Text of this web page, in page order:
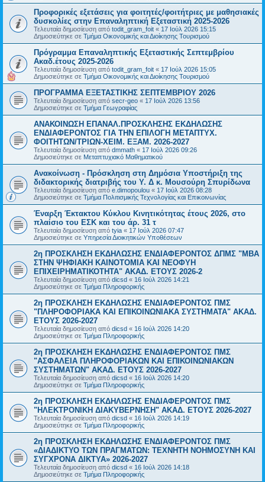
Προφορικές εξετάσεις για φοιτητές/φοιτήτριες με μαθησιακές
δυσκολίες στην Επαναληπτική Εξεταστική 2025-2026
Τελευταία δημοσίευση από todit_gram_foit « 17 Ιούλ 2026 15:15
Δημοσιεύτηκε σε Τμήμα Οικονομικής και Διοίκησης Τουρισμού
Πρόγραμμα Επαναληπτικής Εξεταστικής Σεπτεμβρίου
Ακαδ.έτους 2025-2026
Τελευταία δημοσίευση από todit_gram_foit « 17 Ιούλ 2026 15:05
Δημοσιεύτηκε σε Τμήμα Οικονομικής και Διοίκησης Τουρισμού
ΠΡΟΓΡΑΜΜΑ ΕΞΕΤΑΣΤΙΚΗΣ ΣΕΠΤΕΜΒΡΙΟΥ 2026
Τελευταία δημοσίευση από secr-geo « 17 Ιούλ 2026 13:56
Δημοσιεύτηκε σε Τμήμα Γεωγραφίας
ΑΝΑΚΟΙΝΩΣΗ ΕΠΑΝΑΛ.ΠΡΟΣΚΛΗΣΗΣ ΕΚΔΗΛΩΣΗΣ
ΕΝΔΙΑΦΕΡΟΝΤΟΣ ΓΙΑ ΤΗΝ ΕΠΙΛΟΓΗ ΜΕΤΑΠΤΥΧ.
ΦΟΙΤΗΤΩΝ/ΤΡΙΩΝ-ΧΕΙΜ. ΕΞΑΜ. 2026-2027
Τελευταία δημοσίευση από dmmath « 17 Ιούλ 2026 09:26
Δημοσιεύτηκε σε Μεταπτυχιακό Μαθηματικού
Ανακοίνωση - Πρόσκληση στη Δημόσια Υποστήριξη της
διδακτορικής διατριβής του Υ. Δ κ. Μουσούρη Σπυρίδωνα
Τελευταία δημοσίευση από e.dimopoulou « 17 Ιούλ 2026 08:28
Δημοσιεύτηκε σε Τμήμα Πολιτισμικής Τεχνολογίας και Επικοινωνίας
Έναρξη Έκτακτου Κύκλου Κινητικότητας έτους 2026, στο
πλαίσιο του ΕΣΚ και του άρ. 31 τ
Τελευταία δημοσίευση από tyia « 17 Ιούλ 2026 07:47
Δημοσιεύτηκε σε Υπηρεσία Διοικητικών Υποθέσεων
2η ΠΡΟΣΚΛΗΣΗ ΕΚΔΗΛΩΣΗΣ ΕΝΔΙΑΦΕΡΟΝΤΟΣ ΔΠΜΣ "ΜΒΑ
ΣΤΗΝ ΨΗΦΙΑΚΗ ΚΑΙΝΟΤΟΜΙΑ ΚΑΙ ΝΕΟΦΥΗ
ΕΠΙΧΕΙΡΗΜΑΤΙΚΟΤΗΤΑ" ΑΚΑΔ. ΕΤΟΥΣ 2026-2
Τελευταία δημοσίευση από dicsd « 16 Ιούλ 2026 14:21
Δημοσιεύτηκε σε Τμήμα Πληροφορικής
2η ΠΡΟΣΚΛΗΣΗ ΕΚΔΗΛΩΣΗΣ ΕΝΔΙΑΦΕΡΟΝΤΟΣ ΠΜΣ
"ΠΛΗΡΟΦΟΡΙΑΚΑ ΚΑΙ ΕΠΙΚΟΙΝΩΝΙΑΚΑ ΣΥΣΤΗΜΑΤΑ" ΑΚΑΔ.
ΕΤΟΥΣ 2026-2027
Τελευταία δημοσίευση από dicsd « 16 Ιούλ 2026 14:20
Δημοσιεύτηκε σε Τμήμα Πληροφορικής
2η ΠΡΟΣΚΛΗΣΗ ΕΚΔΗΛΩΣΗΣ ΕΝΔΙΑΦΕΡΟΝΤΟΣ ΠΜΣ
"ΑΣΦΑΛΕΙΑ ΠΛΗΡΟΦΟΡΙΑΚΩΝ ΚΑΙ ΕΠΙΚΟΙΝΩΝΙΑΚΩΝ
ΣΥΣΤΗΜΑΤΩΝ" ΑΚΑΔ. ΕΤΟΥΣ 2026-2027
Τελευταία δημοσίευση από dicsd « 16 Ιούλ 2026 14:20
Δημοσιεύτηκε σε Τμήμα Πληροφορικής
2η ΠΡΟΣΚΛΗΣΗ ΕΚΔΗΛΩΣΗΣ ΕΝΔΙΑΦΕΡΟΝΤΟΣ ΠΜΣ
"ΗΛΕΚΤΡΟΝΙΚΗ ΔΙΑΚΥΒΕΡΝΗΣΗ" ΑΚΑΔ. ΕΤΟΥΣ 2026-2027
Τελευταία δημοσίευση από dicsd « 16 Ιούλ 2026 14:19
Δημοσιεύτηκε σε Τμήμα Πληροφορικής
2η ΠΡΟΣΚΛΗΣΗ ΕΚΔΗΛΩΣΗΣ ΕΝΔΙΑΦΕΡΟΝΤΟΣ ΠΜΣ
«ΔΙΑΔΙΚΤΥΟ ΤΩΝ ΠΡΑΓΜΑΤΩΝ: ΤΕΧΝΗΤΗ ΝΟΗΜΟΣΥΝΗ ΚΑΙ
ΣΥΓΧΡΟΝΑ ΔΙΚΤΥΑ» 2026-2027
Τελευταία δημοσίευση από dicsd « 16 Ιούλ 2026 14:18
Δημοσιεύτηκε σε Τμήμα Πληροφορικής